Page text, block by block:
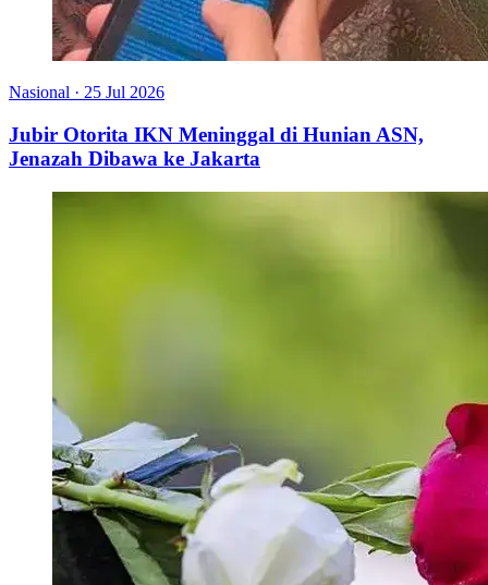
Nasional · 25 Jul 2026
Jubir Otorita IKN Meninggal di Hunian ASN,
Jenazah Dibawa ke Jakarta